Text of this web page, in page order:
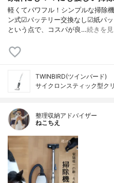
軽くてパワフル！シンプルな掃除
ン式☑︎バッテリー交換なし☑︎紙パ
という点で、コスパが良…続きを
TWINBIRD(ツインバード)
サイクロンスティック型ク
整理収納アドバイザー
ねこちえ